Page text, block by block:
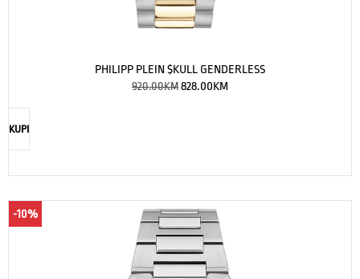
PHILIPP PLEIN $KULL GENDERLESS
920.00KM828.00KM
KUPI
-10%